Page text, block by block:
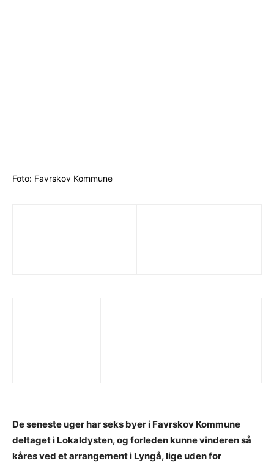
Foto: Favrskov Kommune
De seneste uger har seks byer i Favrskov Kommune
deltaget i Lokaldysten, og forleden kunne vinderen så
kåres ved et arrangement i Lyngå, lige uden for